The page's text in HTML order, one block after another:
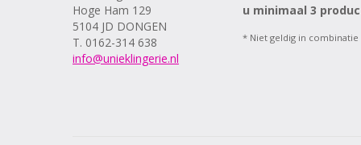
Hoge Ham 129
5104 JD DONGEN
T. 0162-314 638
info@unieklingerie.nl
u minimaal 3
* Niet geldig in